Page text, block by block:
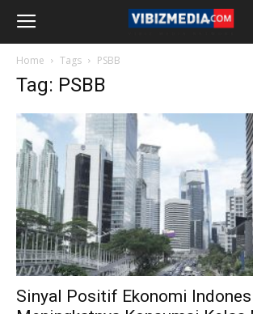
Home Tags PSBB
Tag: PSBB
Sinyal Positif Ekonomi